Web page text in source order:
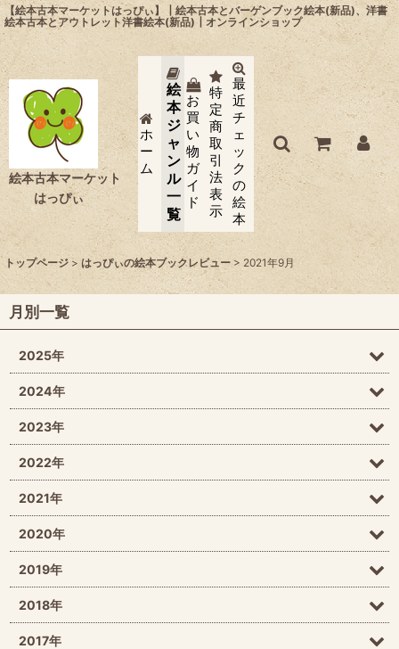
【絵本古本マーケットはっぴぃ】┃絵本古本とバーゲンブック絵本(新品)、洋書
絵本古本とアウトレット洋書絵本(新品)┃オンラインショップ
絵本古本マーケット
はっぴぃ
ホ
ー
ム
絵
本
ジ
ャ
ン
ル
一
覧
お
買
い
物
ガ
イ
ド
特
定
商
取
引
法
表
示
最
近
チ
ェ
ッ
ク
の
絵
本
トップページ > はっぴぃの絵本ブックレビュー > 2021年9月
月別一覧
2025年
2024年
2023年
2022年
2021年
2020年
2019年
2018年
2017年